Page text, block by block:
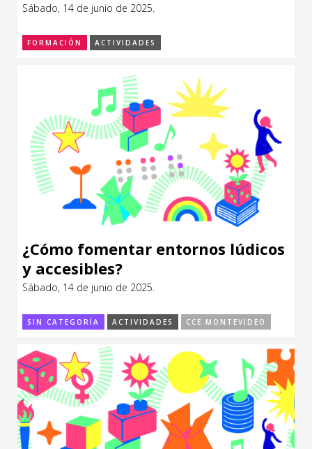
Sábado, 14 de junio de 2025.
FORMACIÓN ACTIVIDADES
¿Cómo fomentar entornos lúdicos
y accesibles?
Sábado, 14 de junio de 2025.
SIN CATEGORÍA ACTIVIDADES CCE MONTEVIDEO